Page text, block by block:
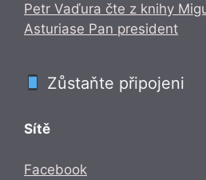
Petr Vaďura čte z knihy
Asturiase Pan president
Zůstaňte připojeni
Sítě
Facebook